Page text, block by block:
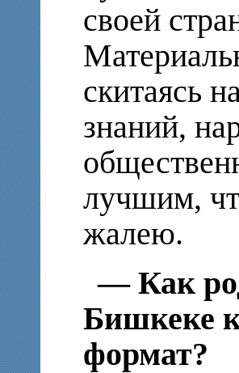
своей
скитаясь
знаний,
лучшим,
жалею.
— Как
Бишкеке
формат?